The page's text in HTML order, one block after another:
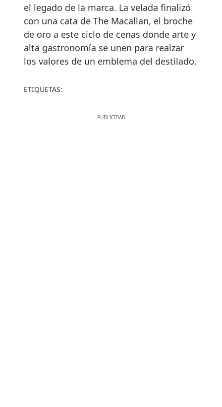
el legado de la marca. La velada finalizó
con una cata de The Macallan, el broche
de oro a este ciclo de cenas donde arte y
alta gastronomía se unen para realzar
los valores de un emblema del destilado.
ETIQUETAS: